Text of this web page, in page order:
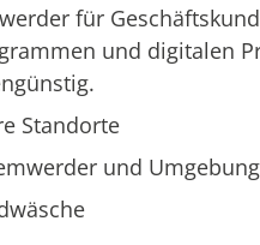
für
und digitalen
Standorte
und Umgebung